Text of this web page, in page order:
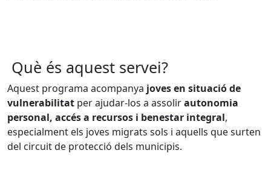
Què és aquest servei?
Aquest programa acompanya joves en situació de
vulnerabilitat per ajudar-los a assolirautonomia
personal, accés a recursos i benestar integral,
especialment els joves migrats sols i aquells que surten
del circuit de protecció dels municipis.